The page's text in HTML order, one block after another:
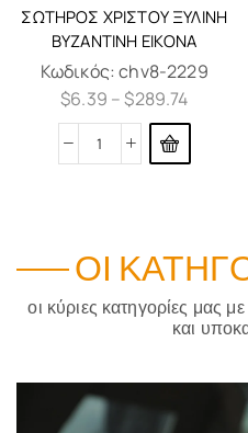
ΣΩΤΉΡΟΣ ΧΡΙΣΤΟΎ ΞΎΛΙΝΗ
ΒΥΖΑΝΤΙΝΉ ΕΙΚΌΝΑ
Κωδικός:chv8-2229
$6.39 –$289.74
ΟΙ
οι κύριες κατηγορίες μας
και